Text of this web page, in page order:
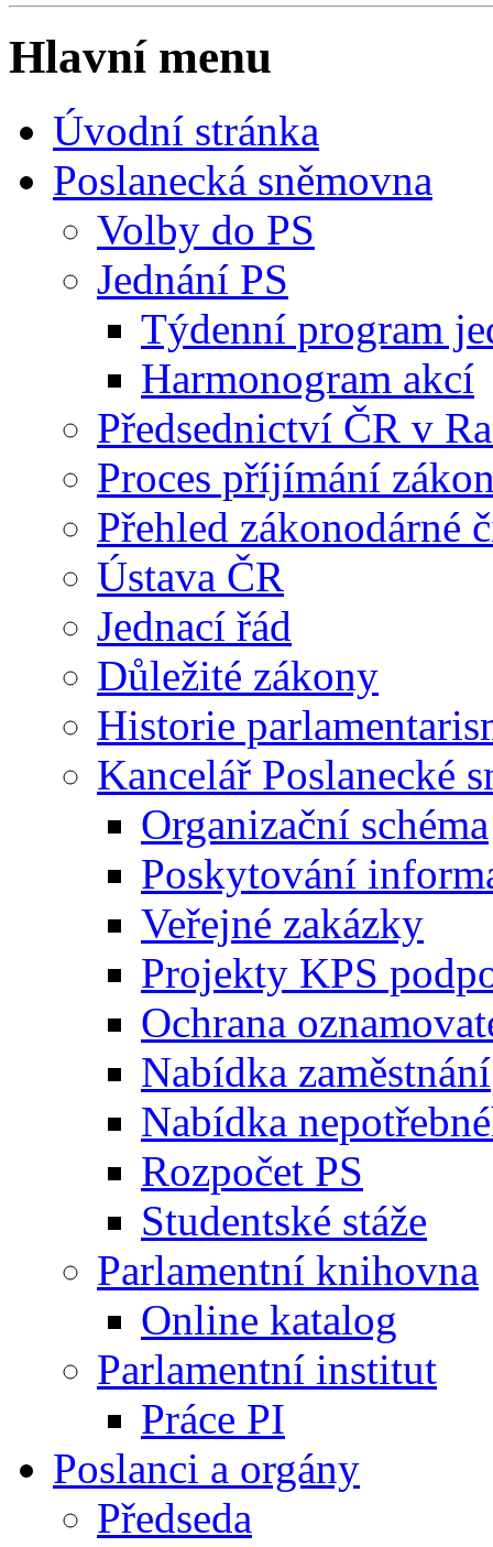
Hlavní menu
Úvodní stránka
Poslanecká sněmovna
Volby do PS
Jednání PS
Týdenní program
Harmonogram akcí
Předsednictví ČR v
Proces příjímání
Přehled zákonodárné
Ústava ČR
Jednací řád
Důležité zákony
Historie
Kancelář Poslanecké
Organizační schéma
Poskytování
Veřejné zakázky
Projekty KPS
Ochrana
Nabídka zaměstnání
Nabídka
Rozpočet PS
Studentské stáže
Parlamentní knihovna
Online katalog
Parlamentní institut
Práce PI
Poslanci a orgány
Předseda